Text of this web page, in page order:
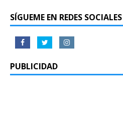
SÍGUEME EN REDES SOCIALES
PUBLICIDAD